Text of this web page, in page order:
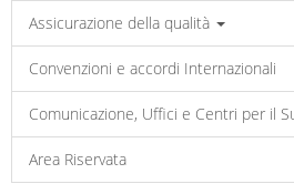
Assicurazione della qualità
Convenzioni e accordi Internazionali
Comunicazione, Uffici e Centri per il
Area Riservata